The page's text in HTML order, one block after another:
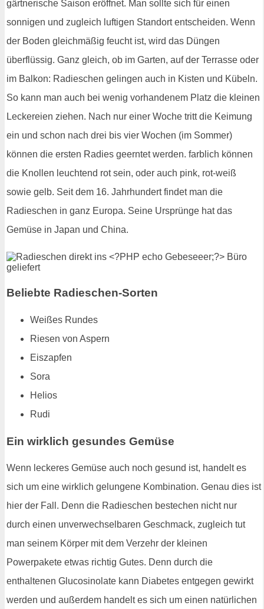
gärtnerische Saison eröffnet. Man sollte sich für einen
sonnigen und zugleich luftigen Standort entscheiden. Wenn
der Boden gleichmäßig feucht ist, wird das Düngen
überflüssig. Ganz gleich, ob im Garten, auf der Terrasse oder
im Balkon: Radieschen gelingen auch in Kisten und Kübeln.
So kann man auch bei wenig vorhandenem Platz die kleinen
Leckereien ziehen. Nach nur einer Woche tritt die Keimung
ein und schon nach drei bis vier Wochen (im Sommer)
können die ersten Radies geerntet werden. farblich können
die Knollen leuchtend rot sein, oder auch pink, rot-weiß
sowie gelb. Seit dem 16. Jahrhundert findet man die
Radieschen in ganz Europa. Seine Ursprünge hat das
Gemüse in Japan und China.
Beliebte Radieschen-Sorten
Weißes Rundes
Riesen von Aspern
Eiszapfen
Sora
Helios
Rudi
Ein wirklich gesundes Gemüse
Wenn leckeres Gemüse auch noch gesund ist, handelt es
sich um eine wirklich gelungene Kombination. Genau dies ist
hier der Fall. Denn die Radieschen bestechen nicht nur
durch einen unverwechselbaren Geschmack, zugleich tut
man seinem Körper mit dem Verzehr der kleinen
Powerpakete etwas richtig Gutes. Denn durch die
enthaltenen Glucosinolate kann Diabetes entgegen gewirkt
werden und außerdem handelt es sich um einen natürlichen